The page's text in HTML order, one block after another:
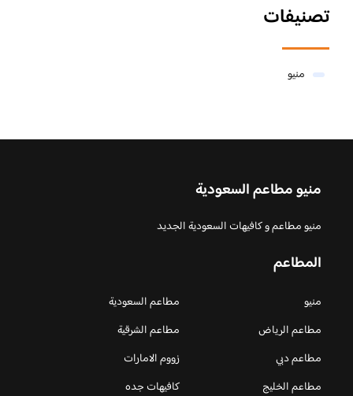
تصنيفات
منيو
منيو مطاعم السعودية
منيو مطاعم و كافيهات السعودية الجديد
المطاعم
منيو
مطاعم السعودية
مطاعم الرياض
مطاعم الشرقية
مطاعم دبي
زووم الامارات
مطاعم الخليج
كافيهات جده